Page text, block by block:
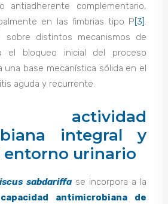
antiadherente complementario,
en las fimbrias tipo P[3].
sobre distintos mecanismos de
el bloqueo inicial del proceso
una base mecanística sólida en el
aguda y recurrente.
actividad
integral y
entorno urinario
sabdariffase incorpora a la
capacidad antimicrobiana de